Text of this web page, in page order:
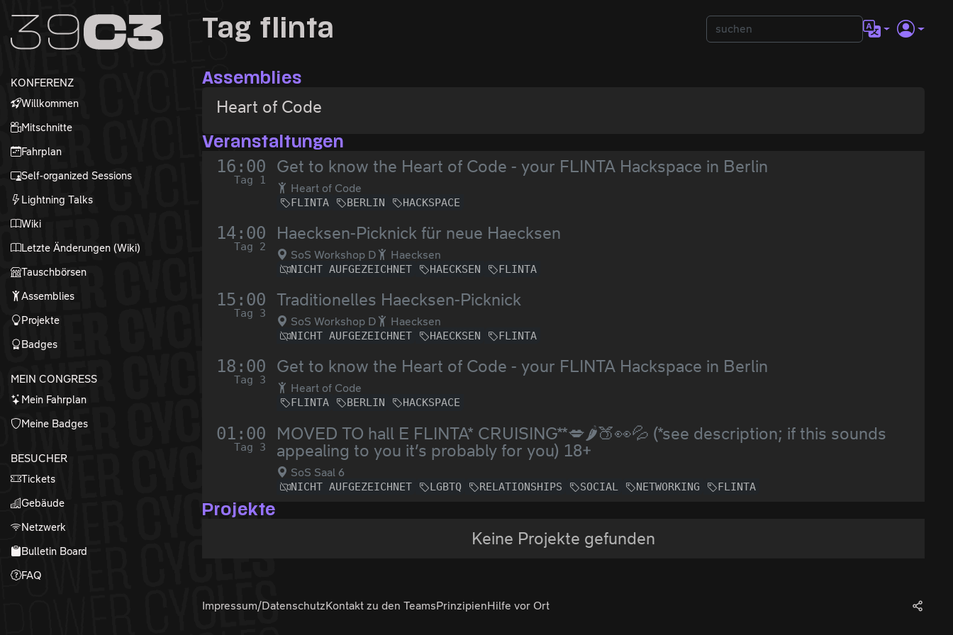
Zum Inhalt
Zum Footer
KONFERENZ
Willkommen
Mitschnitte
Fahrplan
Self-organized Sessions
Lightning Talks
Wiki
Letzte Änderungen (Wiki)
Tauschbörsen
Assemblies
Projekte
Badges
MEIN CONGRESS
Mein Fahrplan
Meine Badges
BESUCHER
Tickets
Gebäude
Netzwerk
Bulletin Board
FAQ
Tag flinta
Assemblies
Heart of Code
Veranstaltungen
16:00
Tag 1
Get to know the Heart of Code - your FLINTA Hackspace in Berlin
Heart of Code
FLINTA BERLIN HACKSPACE
14:00
Tag 2
Haecksen-Picknick für neue Haecksen
SoS Workshop D Haecksen
NICHT AUFGEZEICHNET HAECKSEN FLINTA
15:00
Tag 3
Traditionelles Haecksen-Picknick
SoS Workshop D Haecksen
NICHT AUFGEZEICHNET HAECKSEN FLINTA
18:00
Tag 3
Get to know the Heart of Code - your FLINTA Hackspace in Berlin
Heart of Code
FLINTA BERLIN HACKSPACE
01:00
Tag 3
MOVED TO hall E FLINTA* CRUISING**💋🌶️🍑👀💦 (*see description; if this sounds
appealing to you it’s probably for you) 18+
SoS Saal 6
NICHT AUFGEZEICHNET LGBTQ RELATIONSHIPS SOCIAL NETWORKING FLINTA
Projekte
Keine Projekte gefunden
Impressum/DatenschutzKontakt zu den TeamsPrinzipienHilfe vor Ort